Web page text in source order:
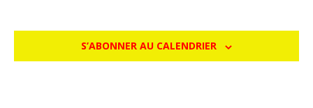
S’ABONNER AU CALENDRIER